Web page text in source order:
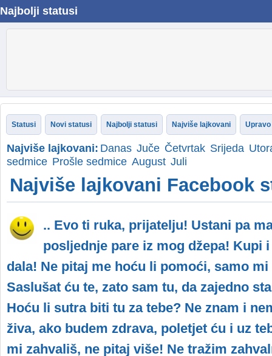
Najbolji statusi
Statusi Novi statusi Najbolji statusi Najviše lajkovani
Najviše lajkovani: Danas Juče Četvrtak Srijeda
sedmice Prošle sedmice August Juli
Najviše lajkovani Facebook
.. Evo ti ruka, prijatelju! Ustani pa
posljednje pare iz mog džepa! Kupi
dala! Ne pitaj me hoću li pomoći, samo
Saslušat ću te, zato sam tu, da zajedno
Hoću li sutra biti tu za tebe? Ne znam i
živa, ako budem zdrava, poletjet ću i uz
mi zahvališ, ne pitaj više! Ne tražim